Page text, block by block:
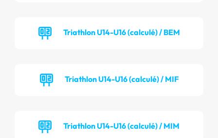
Triathlon U14-U16 (calculé) / BEM
Triathlon U14-U16 (calculé) / MIF
Triathlon U14-U16 (calculé) / MIM